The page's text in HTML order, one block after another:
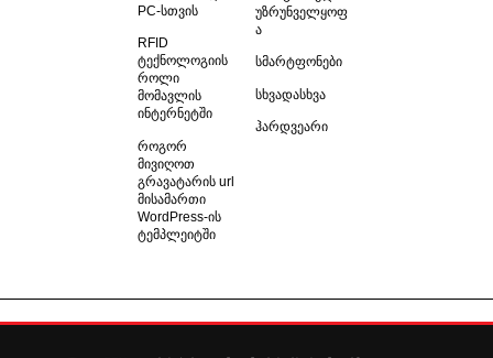
PC-სთვის
RFID
ტექნოლოგიის
როლი
მომავლის
ინტერნეტში
როგორ
მივიღოთ
გრავატარის url
მისამართი
WordPress-ის
ტემპლეიტში
უზრუნველყოფ
ა
სმარტფონები
სხვადასხვა
ჰარდვეარი